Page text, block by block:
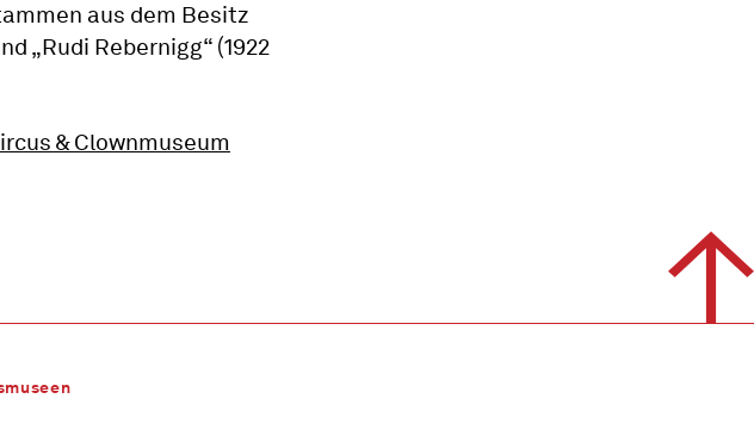
aus dem Besitz
„Rudi Rebernigg“ (1922
& Clownmuseum